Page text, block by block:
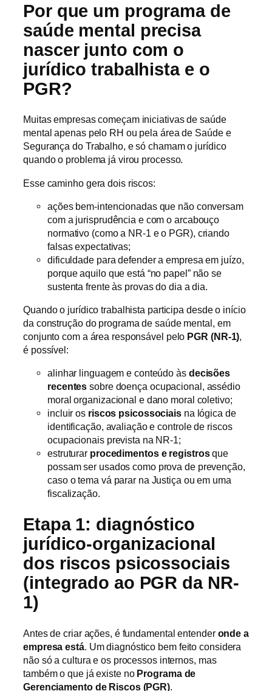
Por que um programa de
saúde mental precisa
nascer junto com o
jurídico trabalhista e o
PGR?
Muitas empresas começam iniciativas de saúde
mental apenas pelo RH ou pela área de Saúde e
Segurança do Trabalho, e só chamam o jurídico
quando o problema já virou processo.
Esse caminho gera dois riscos:
ações bem-intencionadas que não conversam
com a jurisprudência e com o arcabouço
normativo (como a NR‑1 e o PGR), criando
falsas expectativas;
dificuldade para defender a empresa em juízo,
porque aquilo que está “no papel” não se
sustenta frente às provas do dia a dia.
Quando o jurídico trabalhista participa desde o início
da construção do programa de saúde mental, em
conjunto com a área responsável pelo PGR (NR-1),
é possível:
alinhar linguagem e conteúdo às decisões
recentes sobre doença ocupacional, assédio
moral organizacional e dano moral coletivo;
incluir os riscos psicossociaisna lógica de
identificação, avaliação e controle de riscos
ocupacionais prevista na NR-1;
estruturar procedimentos e registrosque
possam ser usados como prova de prevenção,
caso o tema vá parar na Justiça ou em uma
fiscalização.
Etapa 1: diagnóstico
jurídico-organizacional
dos riscos psicossociais
(integrado ao PGR da NR-
1)
Antes de criar ações, é fundamental entender onde a
empresa está. Um diagnóstico bem feito considera
não só a cultura e os processos internos, mas
também o que já existe no Programa de
Gerenciamento de Riscos (PGR).